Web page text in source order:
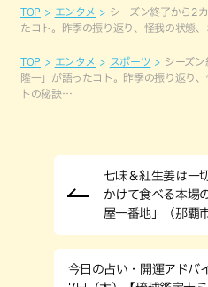
TOP エンタメ
シーズン終了から2
たコト。昨季の振り返り、怪我の状態
TOP エンタメ スポーツ
シーズ
隆一」が語ったコト。昨季の振り返り
トの秘訣…
七味＆紅生姜は一
かけて食べる本場
屋一番地」（那覇市
今日の占い・開運アドバ